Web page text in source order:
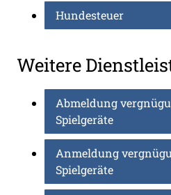
Hundesteuer
Weitere
Abmeldung
Spielgeräte
Anmeldung
Spielgeräte